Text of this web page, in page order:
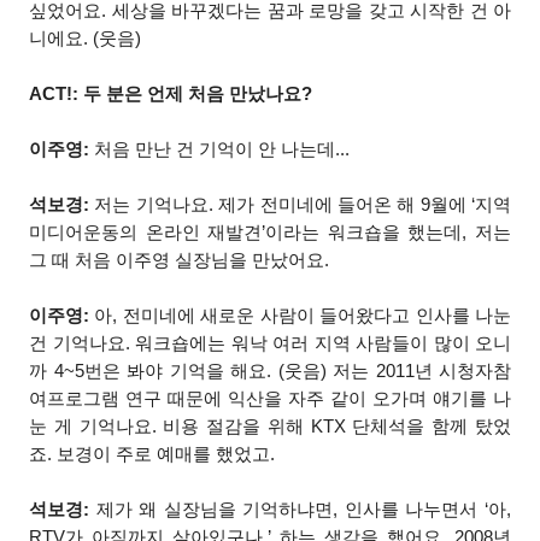
싶었어요. 세상을 바꾸겠다는 꿈과 로망을 갖고 시작한 건 아
니에요. (웃음)
ACT!: 두 분은 언제 처음 만났나요?
이주영: 처음 만난 건 기억이 안 나는데...
석보경: 저는 기억나요. 제가 전미네에 들어온 해 9월에 ‘지역
미디어운동의 온라인 재발견’이라는 워크숍을 했는데, 저는
그 때 처음 이주영 실장님을 만났어요.
이주영: 아, 전미네에 새로운 사람이 들어왔다고 인사를 나눈
건 기억나요. 워크숍에는 워낙 여러 지역 사람들이 많이 오니
까 4~5번은 봐야 기억을 해요. (웃음) 저는 2011년 시청자참
여프로그램 연구 때문에 익산을 자주 같이 오가며 얘기를 나
눈 게 기억나요. 비용 절감을 위해 KTX 단체석을 함께 탔었
죠. 보경이 주로 예매를 했었고.
석보경: 제가 왜 실장님을 기억하냐면, 인사를 나누면서 ‘아,